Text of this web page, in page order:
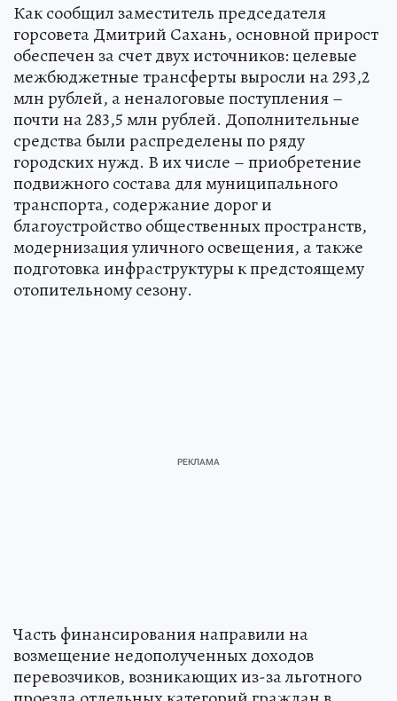
Как сообщил заместитель председателя
горсовета Дмитрий Сахань, основной прирост
обеспечен за счет двух источников: целевые
межбюджетные трансферты выросли на 293,2
млн рублей, а неналоговые поступления –
почти на 283,5 млн рублей. Дополнительные
средства были распределены по ряду
городских нужд. В их числе – приобретение
подвижного состава для муниципального
транспорта, содержание дорог и
благоустройство общественных пространств,
модернизация уличного освещения, а также
подготовка инфраструктуры к предстоящему
отопительному сезону.
Часть финансирования направили на
возмещение недополученных доходов
перевозчиков, возникающих из-за льготного